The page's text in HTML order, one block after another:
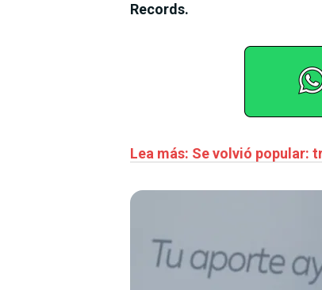
Records.
Lea más: Se volvió popular: